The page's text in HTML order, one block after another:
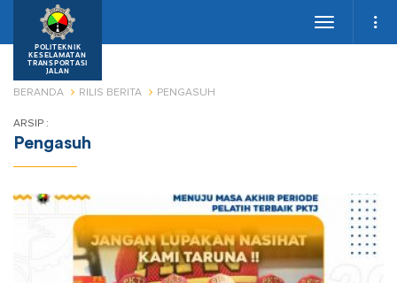
POLITEKNIK
KESELAMATAN
TRANSPORTASI
JALAN
Toggle
BERANDA RILIS BERITA PENGASUH
ARSIP :
Pengasuh